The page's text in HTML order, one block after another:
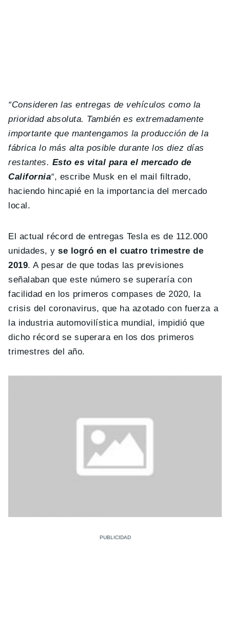
“Consideren las entregas de vehículos como la
prioridad absoluta. También es extremadamente
importante que mantengamos la producción de la
fábrica lo más alta posible durante los diez días
restantes. Esto es vital para el mercado de
California“, escribe Musk en el mail filtrado,
haciendo hincapié en la importancia del mercado
local.
El actual récord de entregas Tesla es de 112.000
unidades, yse logró en el cuatro trimestre de
2019. A pesar de que todas las previsiones
señalaban que este número se superaría con
facilidad en los primeros compases de 2020, la
crisis del coronavirus, que ha azotado con fuerza a
la industria automovilística mundial, impidió que
dicho récord se superara en los dos primeros
trimestres del año.